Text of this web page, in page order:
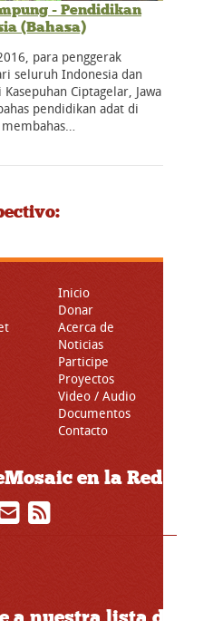
- Pendidikan
(Bahasa)
para penggerak
seluruh Indonesia dan
Ciptagelar, Jawa
pendidikan adat di
Inicio
Donar
Acerca de
Noticias
Participe
Proyectos
Video / Audio
Documentos
Contacto
en la Red